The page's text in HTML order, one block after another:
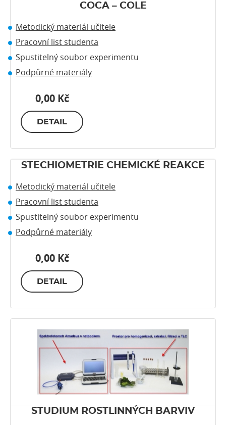
COCA – COLE
Metodický materiál učitele
Pracovní list studenta
Spustitelný soubor experimentu
Podpůrné materiály
0,00 Kč
DETAIL
STECHIOMETRIE CHEMICKÉ REAKCE
Metodický materiál učitele
Pracovní list studenta
Spustitelný soubor experimentu
Podpůrné materiály
0,00 Kč
DETAIL
STUDIUM ROSTLINNÝCH BARVIV